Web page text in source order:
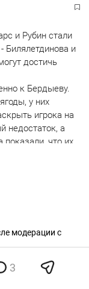
и Рубин стали
Билялетдинова и
достичь
к Бердыеву.
у них
игрока на
недостаток, а
показали, что их
за
кстати не
тем
неудачным...
модерации с
в публикации
3